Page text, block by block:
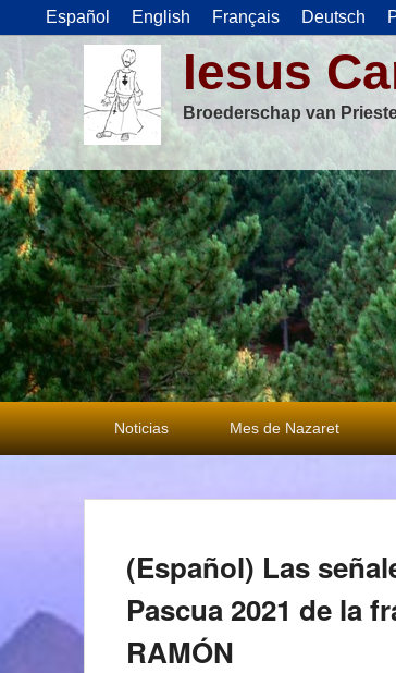
Español English Français Deutsch
Iesus
Broederschap van
Primair
menu
Noticias Mes de Nazaret
(Español) Las
Pascua 2021 de la
RAMÓN